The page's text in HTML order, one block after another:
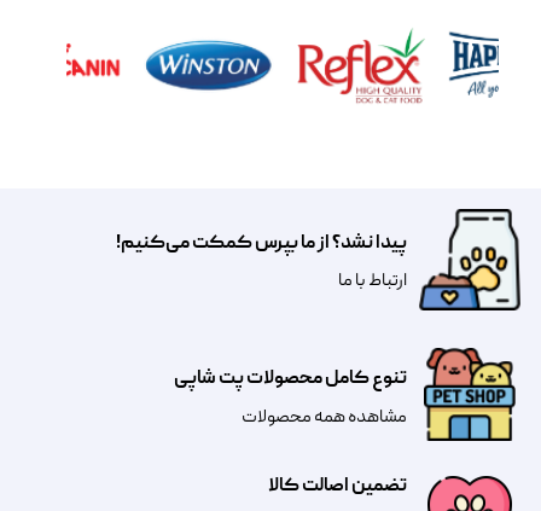
تضمین اصالت کالا
تنوع کامل محصولات پت شاپی
مشاهده همه محصولات
پیدا نشد؟ از ما بپرس کمکت می‌کنیم!
​​​ارتباط با ما